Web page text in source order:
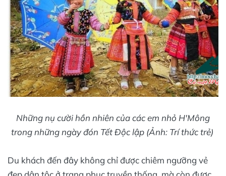
Những nụ cười hồn nhiên của các em nhỏ H'Mông
trong những ngày đón Tết Độc lập (Ảnh: Trí thức trẻ)
Du khách đến đây không chỉ được chiêm ngưỡng vẻ